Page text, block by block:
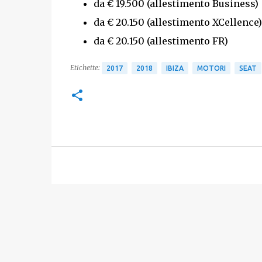
da € 19.500 (allestimento Business)
da € 20.150 (allestimento
da € 20.150 (allestimento FR)
Etichette: 2017 2018 IBIZA MOTORI SEAT